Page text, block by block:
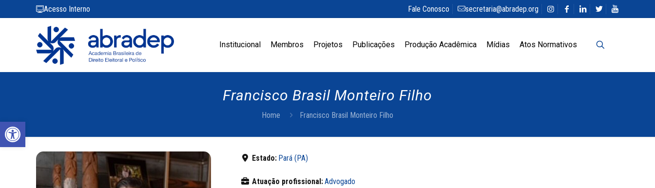
Abrir a barra de ferramentas
Acesso Interno Fale Conosco secretaria@abradep.org
Institucional Membros Projetos Publicações Produção Acadêmica Mídias Atos Normativos
Francisco Brasil Monteiro Filho
Home Francisco Brasil Monteiro Filho
Estado: Pará (PA)
Atuação profissional:Advogado